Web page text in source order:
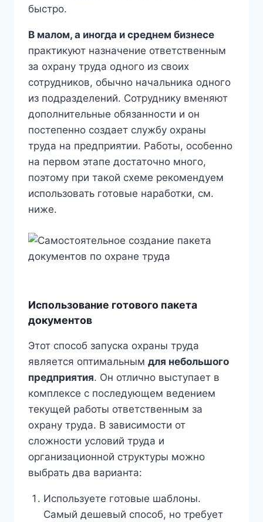
быстро.
В малом, а иногда и среднем бизнесе
практикуют назначение ответственным
за охрану труда одного из своих
сотрудников, обычно начальника одного
из подразделений. Сотруднику вменяют
дополнительные обязанности и он
постепенно создает службу охраны
труда на предприятии. Работы, особенно
на первом этапе достаточно много,
поэтому при такой схеме рекомендуем
использовать готовые наработки, см.
ниже.
Использование готового пакета
документов
Этот способ запуска охраны труда
является оптимальным для небольшого
предприятия. Он отлично выступает в
комплексе с последующем ведением
текущей работы ответственным за
охрану труда. В зависимости от
сложности условий труда и
организационной структуры можно
выбрать два варианта:
Используете готовые шаблоны.
Самый дешевый способ, но требует